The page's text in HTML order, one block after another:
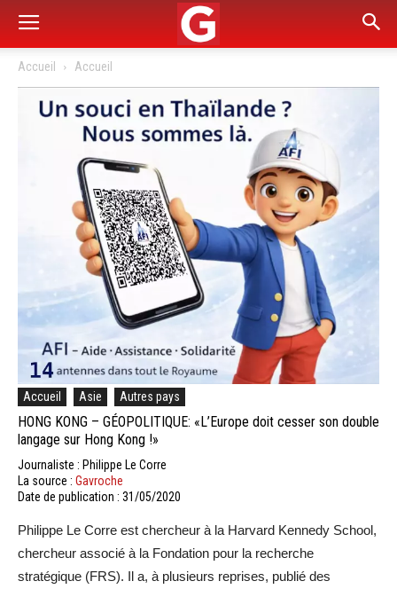
Accueil Accueil
Accueil Asie Autres pays
HONG KONG – GÉOPOLITIQUE: «L’Europe doit cesser son double
langage sur Hong Kong !»
Journaliste : Philippe Le Corre
La source : Gavroche
Date de publication : 31/05/2020
Philippe Le Corre est chercheur à la Harvard Kennedy School,
chercheur associé à la Fondation pour la recherche
stratégique (FRS). Il a, à plusieurs reprises, publié des